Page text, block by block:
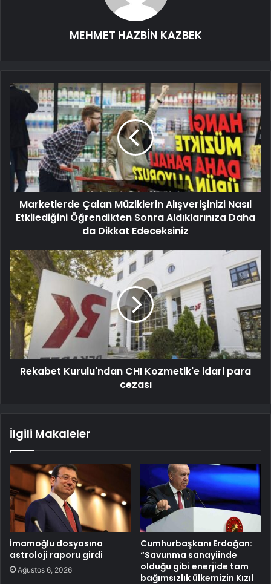
MEHMET HAZBİN KAZBEK
Marketlerde Çalan Müziklerin Alışverişinizi Nasıl
Etkilediğini Öğrendikten Sonra Aldıklarınıza Daha
da Dikkat Edeceksiniz
Rekabet Kurulu'ndan CHI Kozmetik'e idari para
cezası
İlgili Makaleler
İmamoğlu dosyasına
astroloji raporu girdi
Ağustos 6, 2026
Cumhurbaşkanı Erdoğan:
“Savunma sanayiinde
olduğu gibi enerjide tam
bağımsızlık ülkemizin Kızıl